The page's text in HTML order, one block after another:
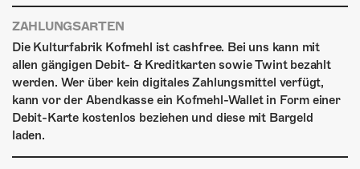
ZAHLUNGSARTEN
Die Kulturfabrik Kofmehl ist cashfree. Bei uns kann mit
allen gängigen Debit- & Kreditkarten sowie Twint bezahlt
werden. Wer über kein digitales Zahlungsmittel verfügt,
kann vor der Abendkasse ein Kofmehl-Wallet in Form einer
Debit-Karte kostenlos beziehen und diese mit Bargeld
laden.